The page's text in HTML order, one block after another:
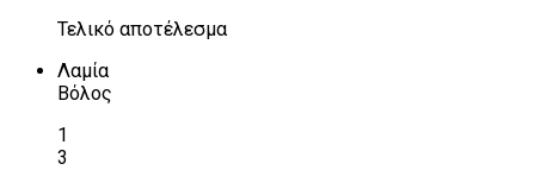
Τελικό αποτέλεσμα
Λαμία
Βόλος
1
3